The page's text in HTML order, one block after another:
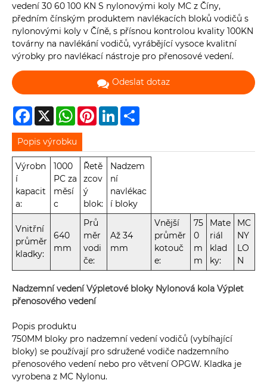
vedení 30 60 100 KN S nylonovými koly MC z Číny,
předním čínským produktem navlékacích bloků vodičů s
nylonovými koly v Číně, s přísnou kontrolou kvality 100KN
továrny na navlékání vodičů, vyrábějící vysoce kvalitní
výrobky pro navlékací nástroje pro přenosové vedení.
Odeslat dotaz
Facebook
X WhatsAppPinterestLinkedIn
Popis výrobku
Výrobn
í
kapacit
a:
1000
PC za
měsí
c
Řetě
zcov
ý
blok:
Nadzem
ní
navlékac
í bloky
Vnitřní
průměr
kladky:
640
mm
Prů
měr
vodi
če:
Až 34
mm
Vnější
průměr
kotouč
e:
75
0
m
m
Mate
riál
klad
ky:
MC
NY
LO
N
Nadzemní vedení Výpletové bloky Nylonová kola Výplet
přenosového vedení
Popis produktu
750MM bloky pro nadzemní vedení vodičů (vybíhající
bloky) se používají pro sdružené vodiče nadzemního
přenosového vedení nebo pro větvení OPGW. Kladka je
vyrobena z MC Nylonu.